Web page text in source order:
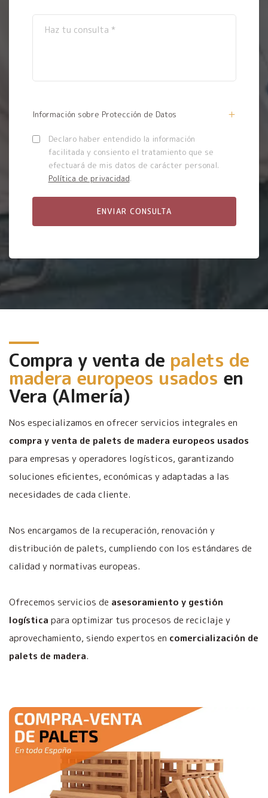
Información sobre Protección de Datos
Declaro haber entendido la información
facilitada y consiento el tratamiento que se
efectuará de mis datos de carácter personal.
Política de privacidad.
Compra y venta de palets de
madera europeos usados en
Vera (Almería)
Nos especializamos en ofrecer servicios integrales en
compra y venta de palets de madera europeos usados
para empresas y operadores logísticos, garantizando
soluciones eficientes, económicas y adaptadas a las
necesidades de cada cliente.
Nos encargamos de la recuperación, renovación y
distribución de palets, cumpliendo con los estándares de
calidad y normativas europeas.
Ofrecemos servicios de asesoramiento y gestión
logística para optimizar tus procesos de reciclaje y
aprovechamiento, siendo expertos en comercialización de
palets de madera.